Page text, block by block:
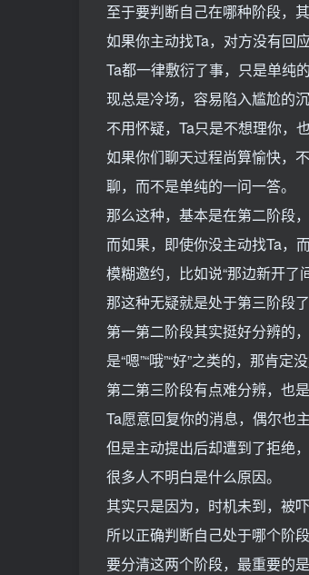
至于要判断自己在哪种阶段，
如果你主动找Ta，对方没有回
Ta都一律敷衍了事，只是单纯
现总是冷场，容易陷入尴尬的沉
不用怀疑，Ta只是不想理你，
如果你们聊天过程尚算愉快，
聊，而不是单纯的一问一答。
那么这种，基本是在第二阶段
而如果，即使你没主动找Ta，
模糊邀约，比如说“那边新开了
那这种无疑就是处于第三阶段了
第一第二阶段其实挺好分辨的
是“嗯”“哦”“好”之类的，那肯定
第二第三阶段有点难分辨，也
Ta愿意回复你的消息，偶尔也
但是主动提出后却遭到了拒绝
很多人不明白是什么原因。
其实只是因为，时机未到，被吓
所以正确判断自己处于哪个阶
要分清这两个阶段，最重要的